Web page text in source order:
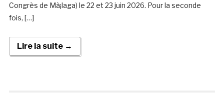
Congrès de Mà¡laga) le 22 et 23 juin 2026. Pour la seconde
fois, […]
Lire la suite →